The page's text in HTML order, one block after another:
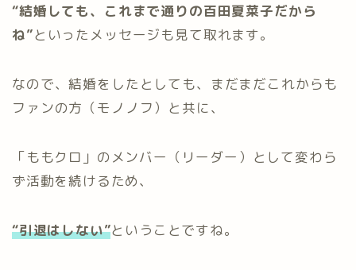
“結婚しても、これまで通りの百田夏菜子だから
ね”といったメッセージも見て取れます。
なので、結婚をしたとしても、まだまだこれからも
ファンの方（モノノフ）と共に、
「ももクロ」のメンバー（リーダー）として変わら
ず活動を続けるため、
“引退はしない”ということですね。